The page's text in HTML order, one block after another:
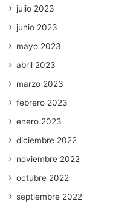
julio 2023
junio 2023
mayo 2023
abril 2023
marzo 2023
febrero 2023
enero 2023
diciembre 2022
noviembre 2022
octubre 2022
septiembre 2022